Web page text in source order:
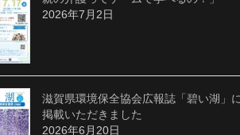
2026年7月2日
滋賀県環境保全協会広報誌「碧い湖」
掲載いただきました
2026年6月20日